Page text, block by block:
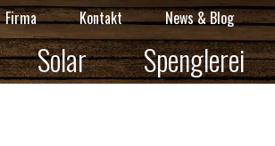
Firma Kontakt News & Blog
Solar Spenglerei